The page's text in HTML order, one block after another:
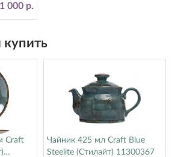
1 000 р.
Craft
Чайник 425 мл Craft Blue
Steelite (Стилайт) 11300367